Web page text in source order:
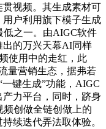
视频。其生成素材可
户利用旗下模子生成
低之一。由AIGC软件
出的万兴天幕AI同样
使用中的走红，此
量营销生态，据弗若
键生成”功能，AIGC
力平台，同时，跻身
创做全链创做上的
续迭代弄法取体验。